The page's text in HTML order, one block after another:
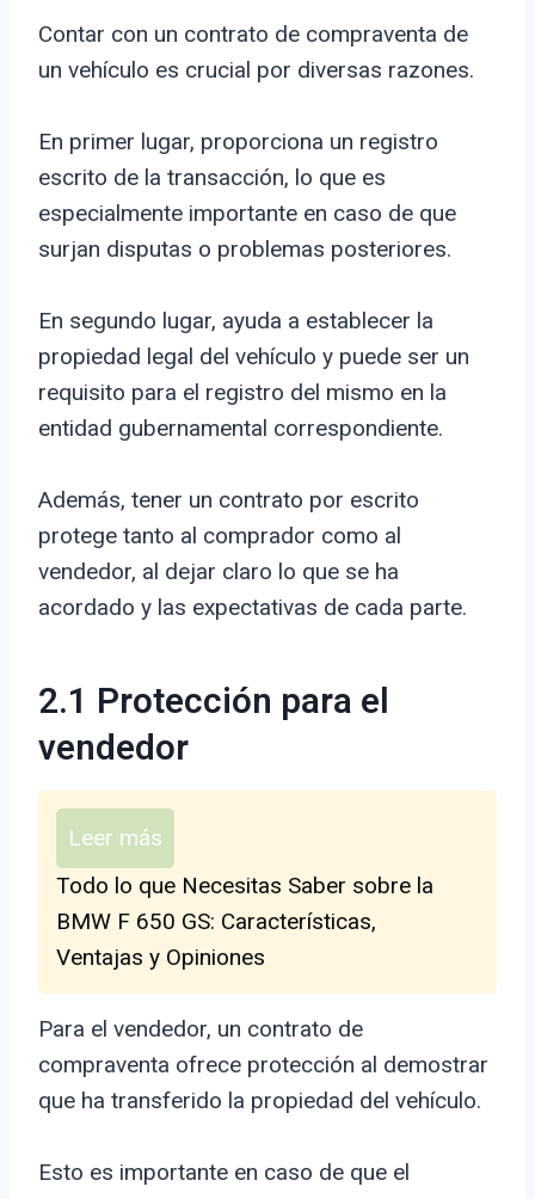
Contar con un contrato de compraventa de
un vehículo es crucial por diversas razones.
En primer lugar, proporciona un registro
escrito de la transacción, lo que es
especialmente importante en caso de que
surjan disputas o problemas posteriores.
En segundo lugar, ayuda a establecer la
propiedad legal del vehículo y puede ser un
requisito para el registro del mismo en la
entidad gubernamental correspondiente.
Además, tener un contrato por escrito
protege tanto al comprador como al
vendedor, al dejar claro lo que se ha
acordado y las expectativas de cada parte.
2.1 Protección para el
vendedor
Leer más
Todo lo que Necesitas Saber sobre la
BMW F 650 GS: Características,
Ventajas y Opiniones
Para el vendedor, un contrato de
compraventa ofrece protección al demostrar
que ha transferido la propiedad del vehículo.
Esto es importante en caso de que el